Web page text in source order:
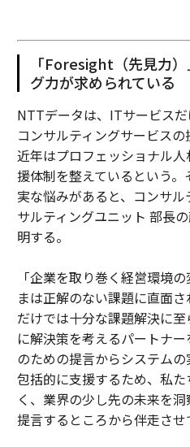
「Foresight（先見力
グ力が求められている
NTTデータは、ITサービス
コンサルティングサービスの
近年はプロフェッショナル
援体制を整えているという
実な悩みがあると、コンサ
サルティングユニット 部長
明する。
「企業を取り巻く経営環境
まは正解のない課題に直面
だけでは十分な課題解決に
に解決策を考えるパートナ
のための提言からシステム
包括的に支援するため、私
く、業界の少し先の未来を
提言するところから伴走させ